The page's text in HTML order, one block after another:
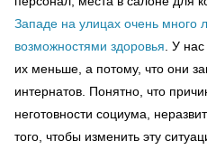
Западе на улицах очень много
возможностями здоровья . У
их меньше, а потому, что они
интернатов. Понятно, что
неготовности социума,
того, чтобы изменить эту